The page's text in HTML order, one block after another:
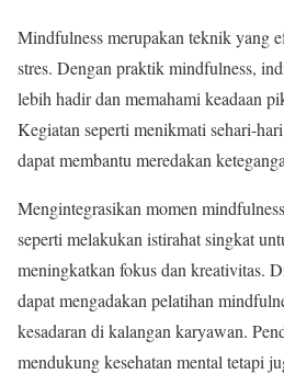
Mindfulness merupakan teknik yang
stres. Dengan praktik mindfulness,
lebih hadir dan memahami keadaan
Kegiatan seperti menikmati sehari-
dapat membantu meredakan
Mengintegrasikan momen
seperti melakukan istirahat singkat
meningkatkan fokus dan kreativitas.
dapat mengadakan pelatihan
kesadaran di kalangan karyawan.
mendukung kesehatan mental tetapi